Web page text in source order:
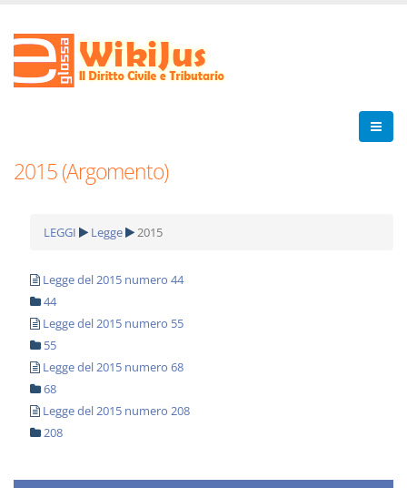
2015 (Argomento)
LEGGI Legge 2015
Legge del 2015 numero 44
44
Legge del 2015 numero 55
55
Legge del 2015 numero 68
68
Legge del 2015 numero 208
208